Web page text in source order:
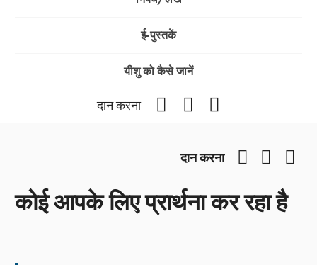
ई-पुस्तकें
यीशु को कैसे जानें
दान करना
दान करना
कोई आपके लिए प्रार्थना कर रहा है